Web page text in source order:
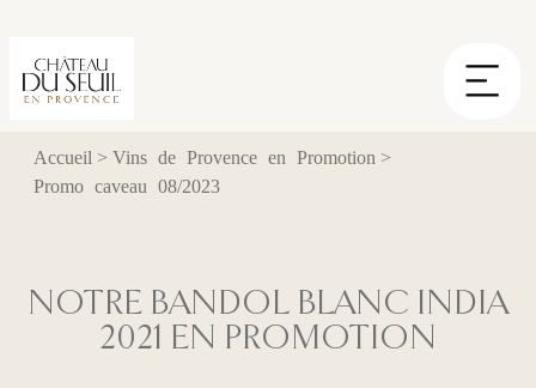
Accueil > Vins de Provence en Promotion >
Promo caveau 08/2023
NOTRE BANDOL BLANC INDIA
2021 EN PROMOTION